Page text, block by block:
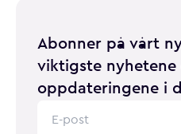
Abonner på vårt
viktigste nyhetene
oppdateringene i